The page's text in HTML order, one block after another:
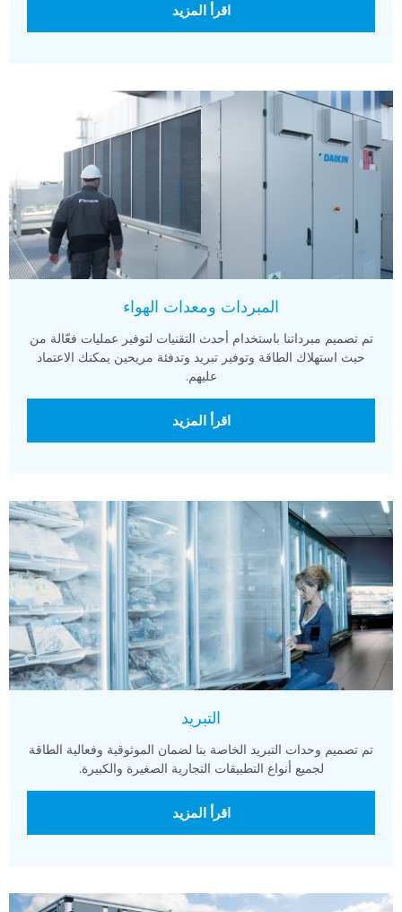
اقرأ المزيد
المبردات ومعدات الهواء
تم تصميم مبرداتنا باستخدام أحدث التقنيات لتوفير عمليات فعّالة من
حيث استهلاك الطاقة وتوفير تبريد وتدفئة مريحين يمكنك الاعتماد
عليهم.
اقرأ المزيد
التبريد
تم تصميم وحدات التبريد الخاصة بنا لضمان الموثوقية وفعالية الطاقة
لجميع أنواع التطبيقات التجارية الصغيرة والكبيرة.
اقرأ المزيد